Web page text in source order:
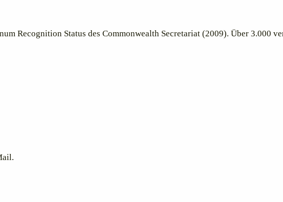
Recognition Status des Commonwealth Secretariat (2009). Über 3.000